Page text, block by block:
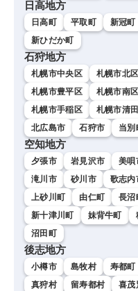
日高地方
日高町 平取町 新冠町
新ひだか町
石狩地方
札幌市中央区 札幌市北区
札幌市豊平区
札幌市南区
札幌市手稲区
札幌市清
北広島市
石狩市 当別
空知地方
夕張市 岩見沢市 美唄
滝川市
砂川市 歌志内
上砂川町
由仁町 長沼
新十津川町
妹背牛町
沼田町
後志地方
小樽市 島牧村 寿都町
真狩村
留寿都村 喜茂